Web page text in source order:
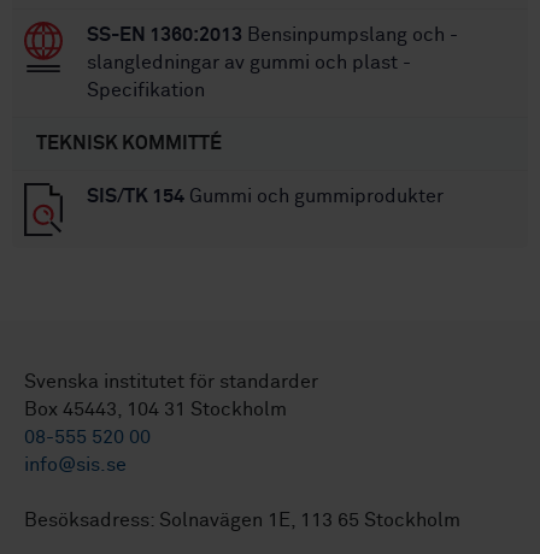
SS-EN 1360:2013 Bensinpumpslang och -
slangledningar av gummi och plast -
Specifikation
TEKNISK KOMMITTÉ
SIS/TK 154 Gummi och gummiprodukter
Svenska institutet för standarder
Box 45443, 104 31 Stockholm
08-555 520 00
info@sis.se
Besöksadress: Solnavägen 1E, 113 65 Stockholm